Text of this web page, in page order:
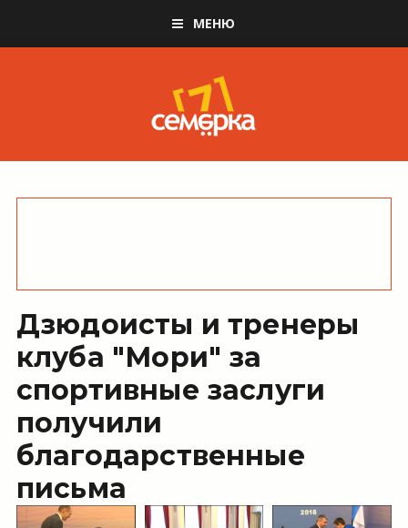
МЕНЮ
Дзюдоисты и тренеры
клуба "Мори" за
спортивные заслуги
получили
благодарственные
письма